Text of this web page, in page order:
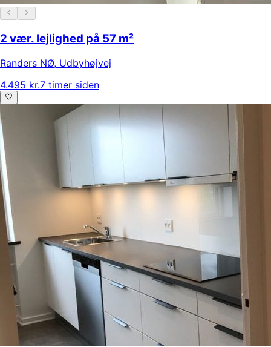
2 vær. lejlighed på 57 m²
Randers NØ, Udbyhøjvej
4.495 kr.7 timer siden